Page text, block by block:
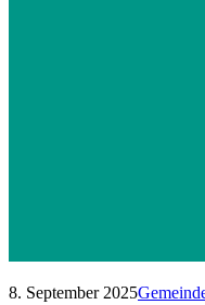
8. September 2025